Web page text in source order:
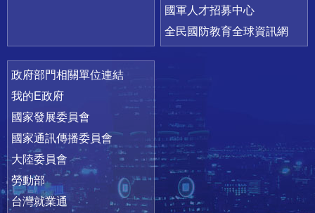
國軍人才招募中心
全民國防教育全球資訊網
政府部門相關單位連結
我的E政府
國家發展委員會
國家通訊傳播委員會
大陸委員會
勞動部
台灣就業通